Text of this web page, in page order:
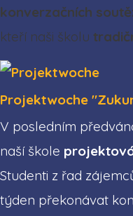
konverzačních
kteří naši školu
Projektwoche
V posledním
naší škole
Studenti z řad
týden překonávat